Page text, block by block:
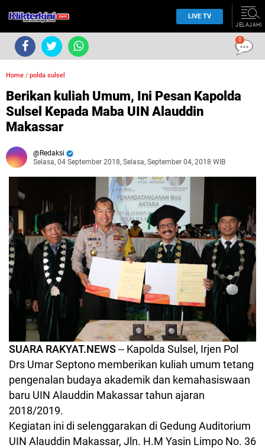
LIVE TV
JELAJAHI
Home / polda sulsel
Berikan kuliah Umum, Ini Pesan Kapolda
Sulsel Kepada Maba UIN Alauddin
Makassar
Redaksi
Selasa, 04 September 2018, Selasa, September 04, 2018 WIB
SUARA RAKYAT.NEWS -- Kapolda Sulsel, Irjen Pol
Drs Umar Septono memberikan kuliah umum tetang
pengenalan budaya akademik dan kemahasiswaan
baru UIN Alauddin Makassar tahun ajaran
2018/2019.
Kegiatan ini di selenggarakan di Gedung Auditorium
UIN Alauddin Makassar, Jln. H.M Yasin Limpo No. 36
0